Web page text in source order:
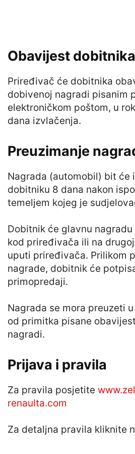
Obavijest dobitnika
Priređivač će dobitnika
dobivenoj nagradi pisanim
elektroničkom poštom, u
dana izvlačenja.
Preuzimanje
Nagrada (automobil) bit će
dobitniku 8 dana nakon
temeljem kojeg je
Dobitnik će glavnu
kod priređivača ili na
uputi priređivača. Prilikom
nagrade, dobitnik će
primopredaji.
Nagrada se mora preuzeti
od primitka pisane
nagradi.
Prijava i pravila
Za pravila posjetite
renaulta.com
Za detaljna pravila kliknite